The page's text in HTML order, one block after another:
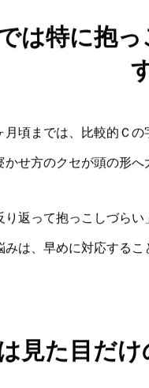
は特に抱
頃までは、比較的Ｃ
せ方のクセが頭の形へ
り返って抱っこしづら
は、早めに対応するこ
見た目だ